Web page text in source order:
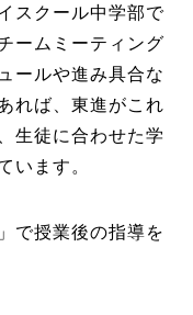
スクール中学部で
ームミーティング
ールや進み具合な
れば、東進がこれ
生徒に合わせた学
います。
で授業後の指導を